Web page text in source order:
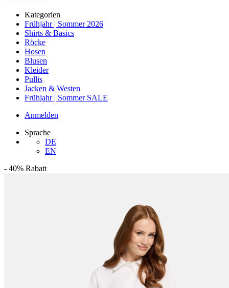
Kategorien
Frühjahr | Sommer 2026
Shirts & Basics
Röcke
Hosen
Blusen
Kleider
Pullis
Jacken & Westen
Frühjahr | Sommer SALE
Anmelden
Sprache
DE
EN
- 40% Rabatt